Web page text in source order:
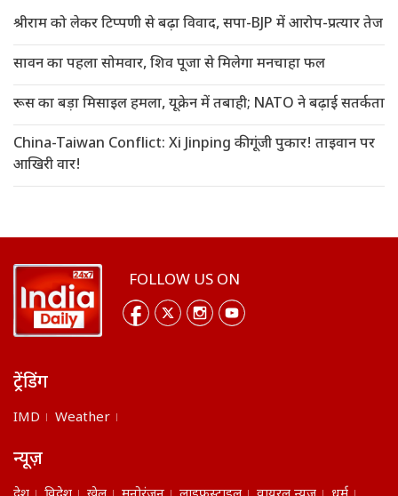
श्रीराम को लेकर टिप्पणी से बढ़ा विवाद, सपा-BJP में आरोप-प्रत्यार तेज
सावन का पहला सोमवार, शिव पूजा से मिलेगा मनचाहा फल
रूस का बड़ा मिसाइल हमला, यूक्रेन में तबाही; NATO ने बढ़ाई सतर्कता
China-Taiwan Conflict: Xi Jinping की गूंजी पुकार! ताइवान पर
आखिरी वार!
FOLLOW US ON
ट्रेंडिंग
IMD Weather
न्यूज़